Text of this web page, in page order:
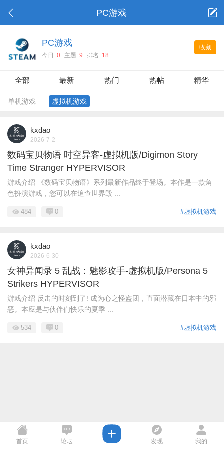
PC游戏
收藏
PC游戏
今日: 0 主题: 9 排名: 18
全部 最新 热门 热帖 精华
单机游戏 虚拟机游戏
kxdao
2026-7-2
数码宝贝物语 时空异客-虚拟机版/Digimon Story
Time Stranger HYPERVISOR
游戏介绍 《数码宝贝物语》系列最新作品终于登场。本作是一款角
色扮演游戏，您可以在追查世界毁 ...
#虚拟机游戏
484 0
kxdao
2026-6-30
女神异闻录 5 乱战：魅影攻手-虚拟机版/Persona 5
Strikers HYPERVISOR
游戏介绍 反击的时刻到了! 成为心之怪盗团，直面潜藏在日本中的邪
恶。本应是与伙伴们快乐的夏季 ...
#虚拟机游戏
534 0
首页 论坛 发现 我的